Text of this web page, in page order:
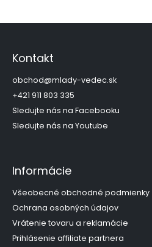
Z
Kontakt
obchod@mlady-vedec.sk
+421 911 803 335
Sledujte nás na Facebooku
Sledujte nás na Youtube
Informácie
Všeobecné obchodné podmienky
Ochrana osobných údajov
Vrátenie tovaru a reklamácie
Prihlásenie affiliate partnera